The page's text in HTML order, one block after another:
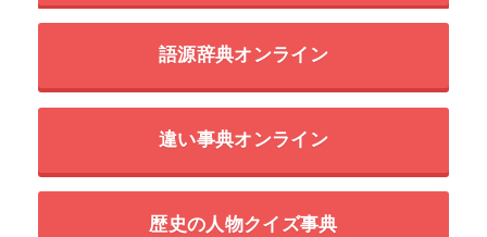
語源辞典オンライン
違い事典オンライン
歴史の人物クイズ事典